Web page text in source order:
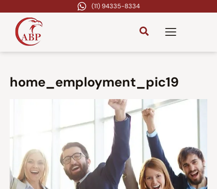
(11) 94335-8334
home_employment_pic19